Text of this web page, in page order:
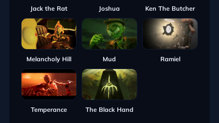
Jack the Rat Joshua Ken The Butcher
Melancholy Hill Mud Ramiel
Temperance The Black Hand